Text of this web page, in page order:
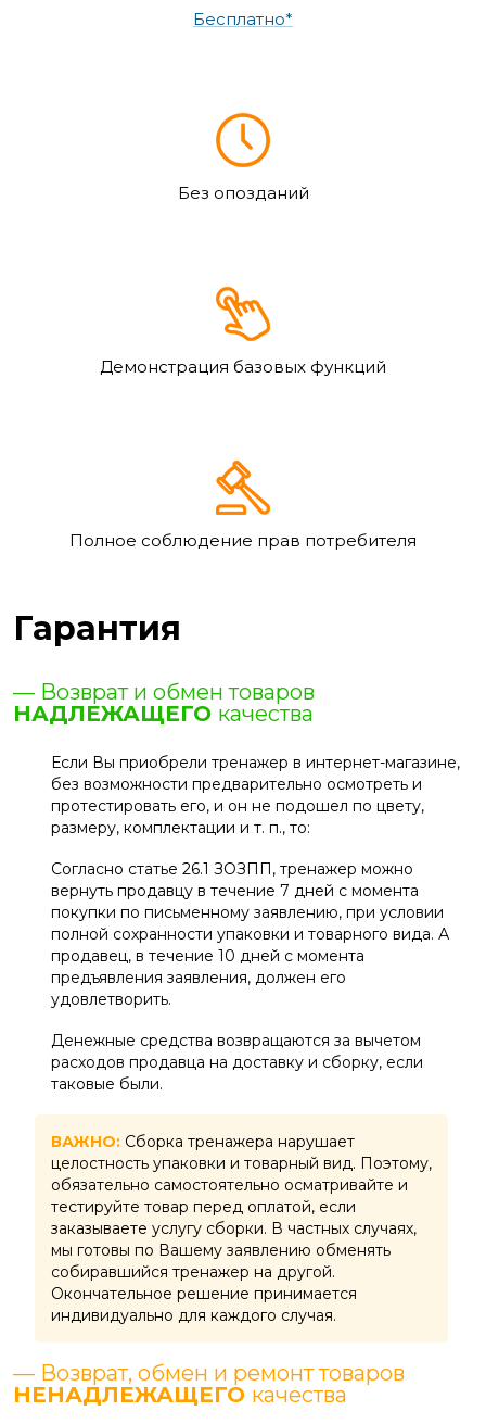
Бесплатно*
Без опозданий
Демонстрация базовых функций
Полное соблюдение прав потребителя
Гарантия
— Возврат и обмен товаров
НАДЛЕЖАЩЕГО качества
Если Вы приобрели тренажер в интернет-магазине,
без возможности предварительно осмотреть и
протестировать его, и он не подошел по цвету,
размеру, комплектации и т. п., то:
Согласно статье 26.1 ЗОЗПП, тренажер можно
вернуть продавцу в течение 7 дней с момента
покупки по письменному заявлению, при условии
полной сохранности упаковки и товарного вида. А
продавец, в течение 10 дней с момента
предъявления заявления, должен его
удовлетворить.
Денежные средства возвращаются за вычетом
расходов продавца на доставку и сборку, если
таковые были.
ВАЖНО: Сборка тренажера нарушает
целостность упаковки и товарный вид. Поэтому,
обязательно самостоятельно осматривайте и
тестируйте товар перед оплатой, если
заказываете услугу сборки. В частных случаях,
мы готовы по Вашему заявлению обменять
собиравшийся тренажер на другой.
Окончательное решение принимается
индивидуально для каждого случая.
— Возврат, обмен и ремонт товаров
НЕНАДЛЕЖАЩЕГО качества